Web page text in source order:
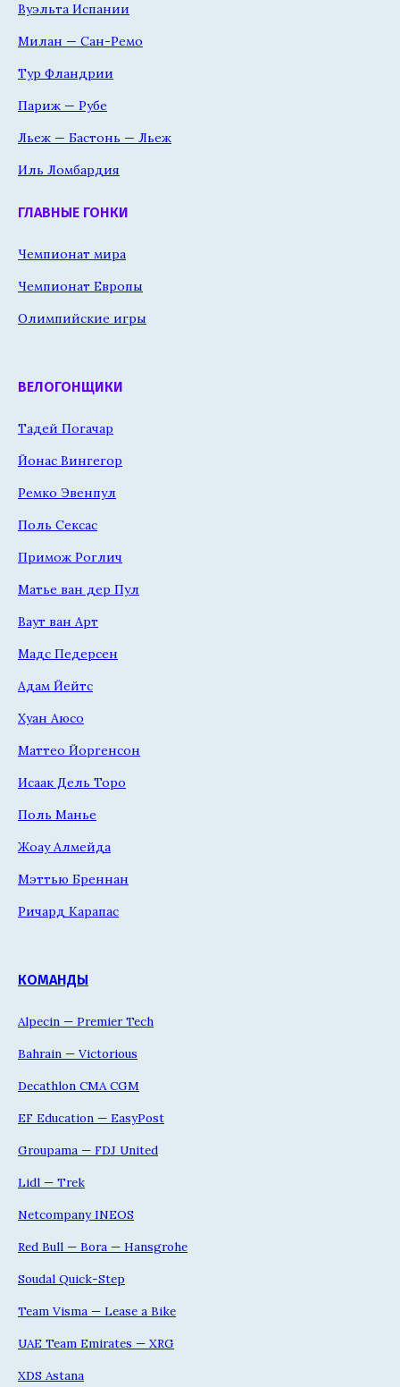
Вуэльта Испании
Милан — Сан-Ремо
Тур Фландрии
Париж — Рубе
Льеж — Бастонь — Льеж
Иль Ломбардия
ГЛАВНЫЕ ГОНКИ
Чемпионат мира
Чемпионат Европы
Олимпийские игры
ВЕЛОГОНЩИКИ
Тадей Погачар
Йонас Вингегор
Ремко Эвенпул
Поль Сексас
Примож Роглич
Матье ван дер Пул
Ваут ван Арт
Мадс Педерсен
Адам Йейтс
Хуан Аюсо
Маттео Йоргенсон
Исаак Дель Торо
Поль Манье
Жоау Алмейда
Мэттью Бреннан
Ричард Карапас
КОМАНДЫ
Alpecin — Premier Tech
Bahrain — Victorious
Decathlon CMA CGM
EF Education — EasyPost
Groupama — FDJ United
Lidl — Trek
Netcompany INEOS
Red Bull — Bora — Hansgrohe
Soudal Quick-Step
Team Visma — Lease a Bike
UAE Team Emirates — XRG
XDS Astana